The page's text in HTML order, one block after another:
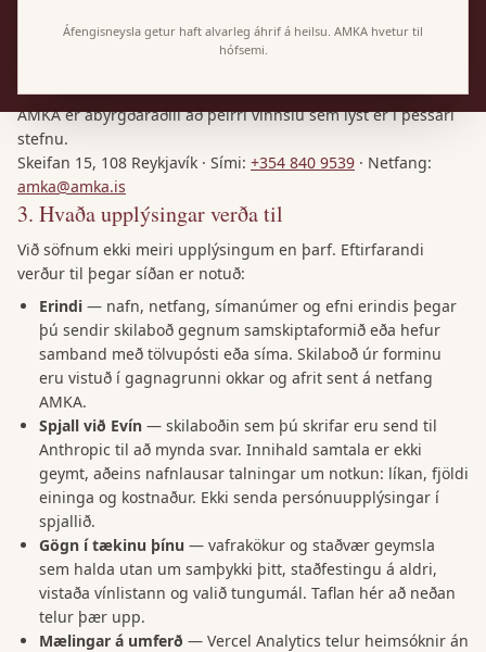
reglugerð (ESB) 2016/679 (GDPR) og lögum nr. 90/2018 um
persónuvernd og vinnslu persónuupplýsinga.
AMKA er ábyrgðaraðili að þeirri vinnslu sem lýst er í þessari
stefnu.
Skeifan 15, 108 Reykjavík · Sími: +354 840 9539 · Netfang:
amka@amka.is
3. Hvaða upplýsingar verða til
Við söfnum ekki meiri upplýsingum en þarf. Eftirfarandi
verður til þegar síðan er notuð:
Erindi — nafn, netfang, símanúmer og efni erindis þegar
þú sendir skilaboð gegnum samskiptaformið eða hefur
samband með tölvupósti eða síma. Skilaboð úr forminu
eru vistuð í gagnagrunni okkar og afrit sent á netfang
AMKA.
Spjall við Evín — skilaboðin sem þú skrifar eru send til
Anthropic til að mynda svar. Innihald samtala er ekki
geymt, aðeins nafnlausar talningar um notkun: líkan, fjöldi
eininga og kostnaður. Ekki senda persónuupplýsingar í
spjallið.
Gögn í tækinu þínu — vafrakökur og staðvær geymsla
sem halda utan um samþykki þitt, staðfestingu á aldri,
vistaða vínlistann og valið tungumál. Taflan hér að neðan
telur þær upp.
Mælingar á umferð — Vercel Analytics telur heimsóknir án
Áfengisneysla getur haft alvarleg áhrif á heilsu. AMKA hvetur til
hófsemi.